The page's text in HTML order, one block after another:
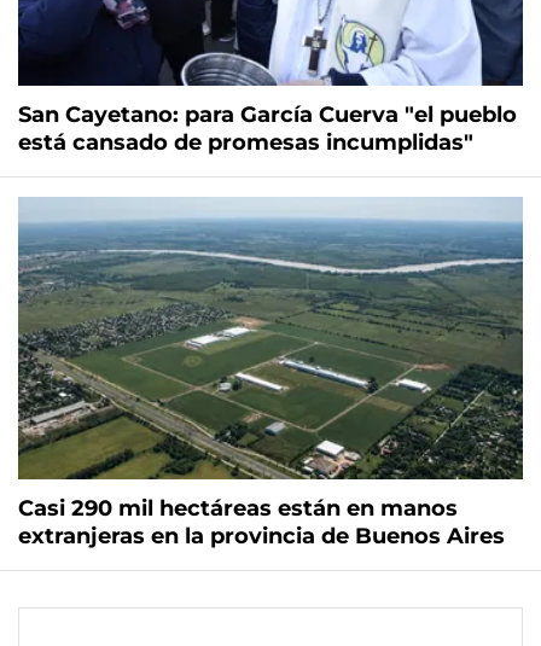
San Cayetano: para García Cuerva "el pueblo
está cansado de promesas incumplidas"
Casi 290 mil hectáreas están en manos
extranjeras en la provincia de Buenos Aires